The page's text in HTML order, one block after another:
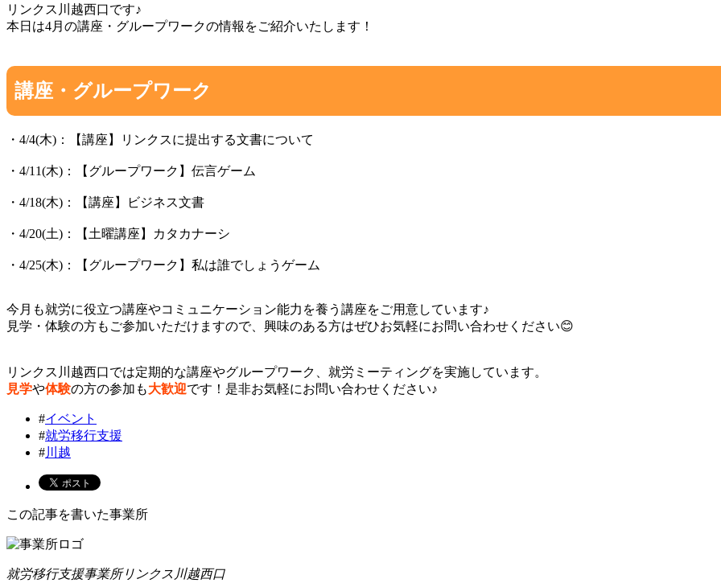
リンクス川越西口です♪
本日は4月の講座・グループワークの情報をご紹介いたします！
講座・グループワーク
・4/4(木)：【講座】リンクスに提出する文書について
・4/11(木)：【グループワーク】伝言ゲーム
・4/18(木)：【講座】ビジネス文書
・4/20(土)：【土曜講座】カタカナーシ
・4/25(木)：【グループワーク】私は誰でしょうゲーム
今月も就労に役立つ講座やコミュニケーション能力を養う講座をご用意しています♪
見学・体験の方もご参加いただけますので、興味のある方はぜひお気軽にお問い合わせください😊
リンクス川越西口では定期的な講座やグループワーク、就労ミーティングを実施しています。
見学や体験の方の参加も大歓迎です！是非お気軽にお問い合わせください♪
#イベント
#就労移行支援
#川越
この記事を書いた事業所
就労移行支援事業所リンクス川越西口